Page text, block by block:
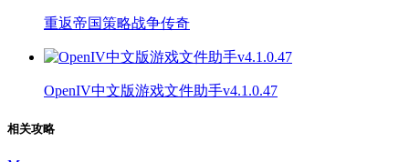
重返帝国策略战争传奇
OpenIV中文版游戏文件助手v4.1.0.47
相关攻略